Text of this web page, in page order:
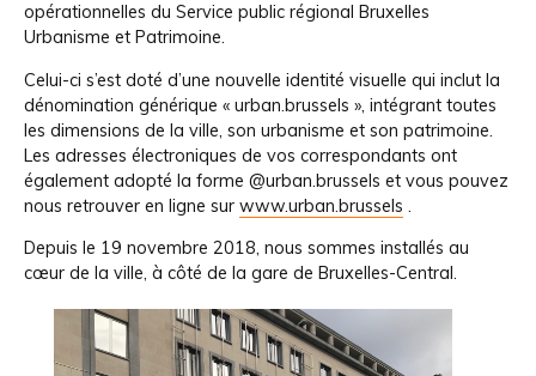
opérationnelles du Service public régional Bruxelles
Urbanisme et Patrimoine.
Celui-ci s’est doté d’une nouvelle identité visuelle qui inclut la
dénomination générique « urban.brussels », intégrant toutes
les dimensions de la ville, son urbanisme et son patrimoine.
Les adresses électroniques de vos correspondants ont
également adopté la forme @urban.brussels et vous pouvez
nous retrouver en ligne sur www.urban.brussels
Depuis le 19 novembre 2018, nous sommes installés au
cœur de la ville, à côté de la gare de Bruxelles-Central.